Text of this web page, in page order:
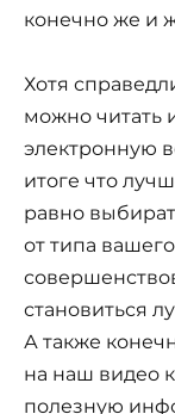
конечно же и
Хотя
можно читать
электронную
итоге что
равно
от типа
становиться
А также
на наш видео
полезную